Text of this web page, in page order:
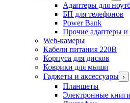
Адаптеры для
БП для телефонов
Power Bank
Прочие адаптеры
Web-камеры
Кабели питания 220В
Корпуса для дисков
Коврики для мыши
Гаджеты и аксессуары ›
Планшеты
Электронные книги